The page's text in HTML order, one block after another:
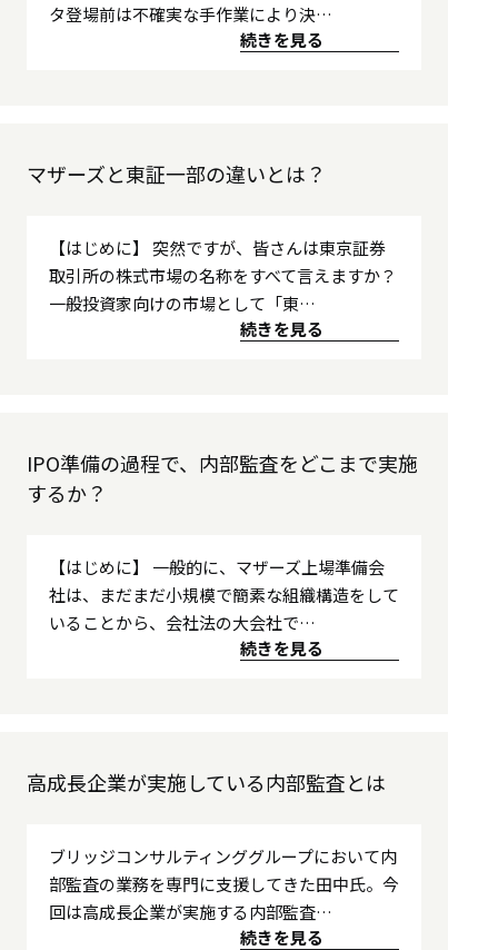
タ登場前は不確実な手作業により決…
続きを見る
マザーズと東証一部の違いとは？
【はじめに】 突然ですが、皆さんは東京証券
取引所の株式市場の名称をすべて言えますか？
一般投資家向けの市場として「東…
続きを見る
IPO準備の過程で、内部監査をどこまで実施
するか？
【はじめに】 一般的に、マザーズ上場準備会
社は、まだまだ小規模で簡素な組織構造をして
いることから、会社法の大会社で…
続きを見る
高成長企業が実施している内部監査とは
ブリッジコンサルティンググループにおいて内
部監査の業務を専門に支援してきた田中氏。今
回は高成長企業が実施する内部監査…
続きを見る